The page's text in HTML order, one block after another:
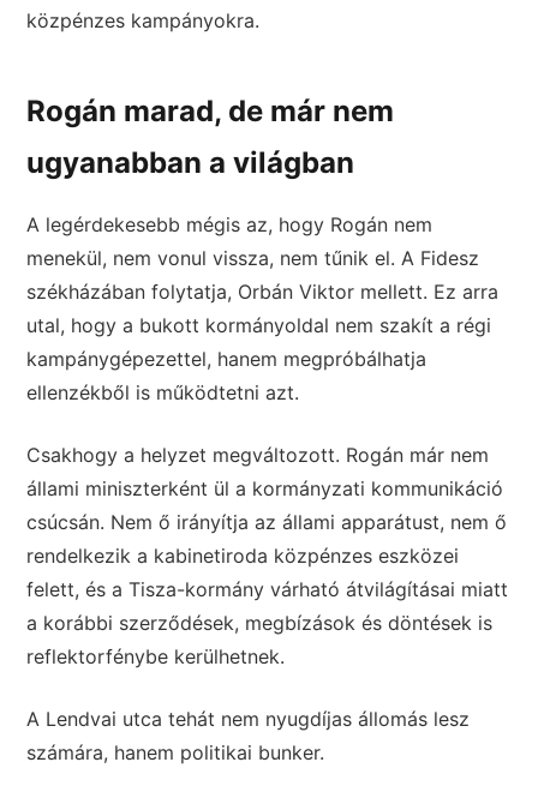
közpénzes kampányokra.
Rogán marad, de már nem
ugyanabban a világban
A legérdekesebb mégis az, hogy Rogán nem
menekül, nem vonul vissza, nem tűnik el. A Fidesz
székházában folytatja, Orbán Viktor mellett. Ez arra
utal, hogy a bukott kormányoldal nem szakít a régi
kampánygépezettel, hanem megpróbálhatja
ellenzékből is működtetni azt.
Csakhogy a helyzet megváltozott. Rogán már nem
állami miniszterként ül a kormányzati kommunikáció
csúcsán. Nem ő irányítja az állami apparátust, nem ő
rendelkezik a kabinetiroda közpénzes eszközei
felett, és a Tisza-kormány várható átvilágításai miatt
a korábbi szerződések, megbízások és döntések is
reflektorfénybe kerülhetnek.
A Lendvai utca tehát nem nyugdíjas állomás lesz
számára, hanem politikai bunker.